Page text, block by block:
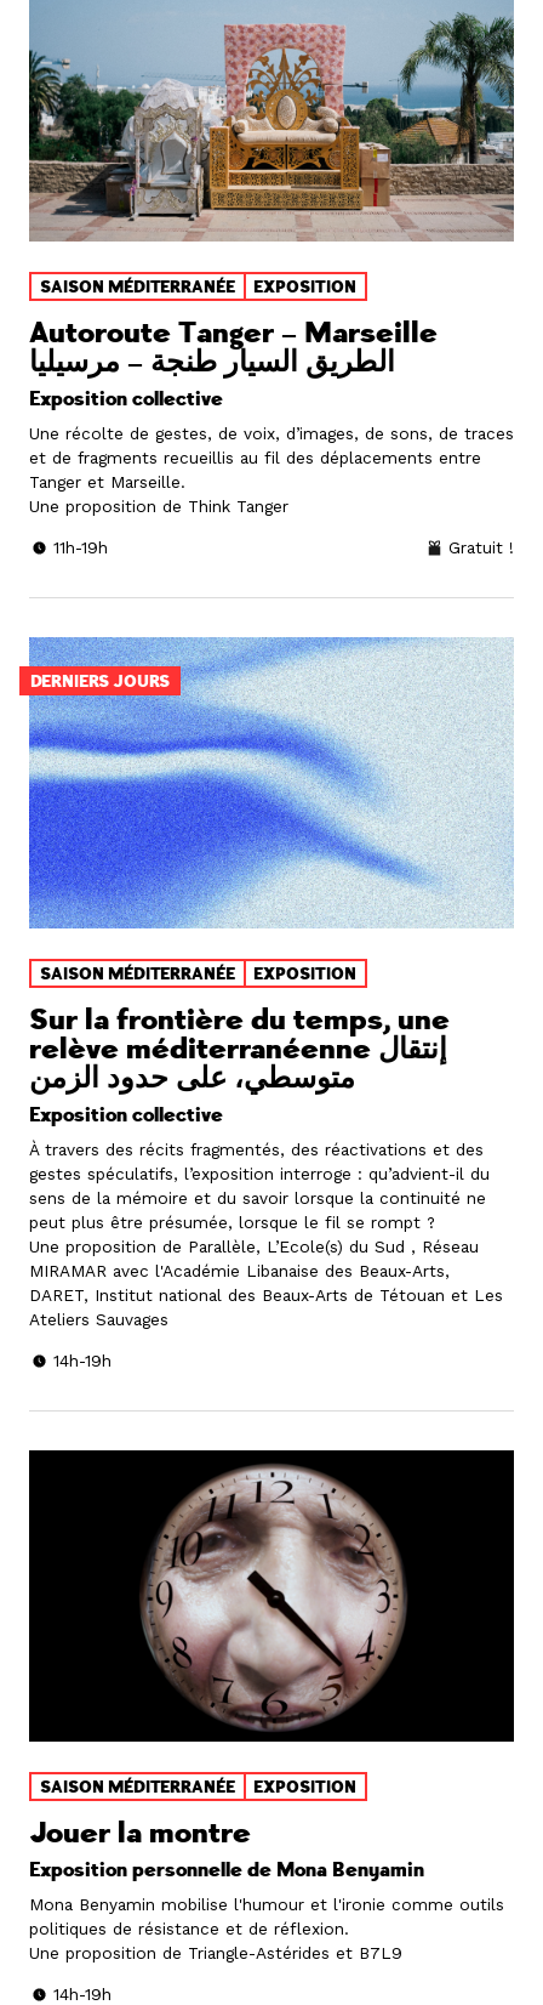
SAISON MÉDITERRANÉE EXPOSITION
Autoroute Tanger – Marseille
الطريق السيار طنجة – مرسيليا
Exposition collective
Une récolte de gestes, de voix, d’images, de sons, de traces
et de fragments recueillis au fil des déplacements entre
Tanger et Marseille.
Une proposition de Think Tanger
11h-19h Gratuit !
DERNIERS JOURS
SAISON MÉDITERRANÉE EXPOSITION
Sur la frontière du temps, une
relève méditerranéenne إنتقال
متوسطي، على حدود الزمن
Exposition collective
À travers des récits fragmentés, des réactivations et des
gestes spéculatifs, l’exposition interroge : qu’advient-il du
sens de la mémoire et du savoir lorsque la continuité ne
peut plus être présumée, lorsque le fil se rompt ?
Une proposition de Parallèle, L’Ecole(s) du Sud , Réseau
MIRAMAR avec l'Académie Libanaise des Beaux-Arts,
DARET, Institut national des Beaux-Arts de Tétouan et Les
Ateliers Sauvages
14h-19h
SAISON MÉDITERRANÉE EXPOSITION
Jouer la montre
Exposition personnelle de Mona Benyamin
Mona Benyamin mobilise l'humour et l'ironie comme outils
politiques de résistance et de réflexion.
Une proposition de Triangle-Astérides et B7L9
14h-19h